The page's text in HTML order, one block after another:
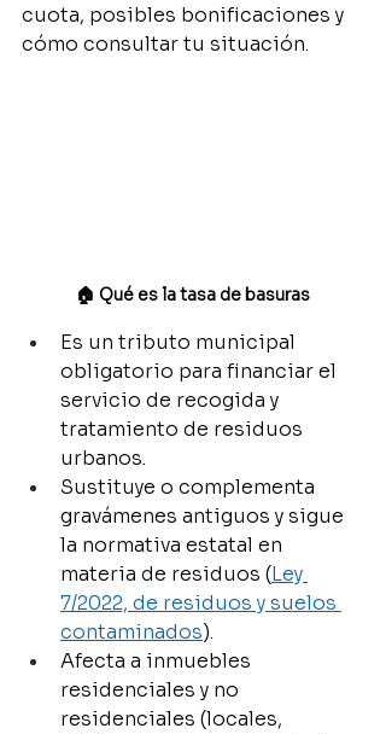
cuota, posibles bonificaciones y
cómo consultar tu situación.
🏠 Qué es la tasa de basuras
Es un tributo municipal
obligatorio para financiar el
servicio de recogida y
tratamiento de residuos
urbanos.
Sustituye o complementa
gravámenes antiguos y sigue
la normativa estatal en
materia de residuos (Ley
7/2022, de residuos y suelos
contaminados).
Afecta a inmuebles
residenciales y no
residenciales (locales,